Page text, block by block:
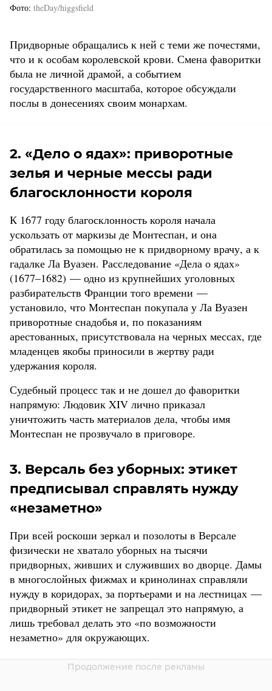
Фото theDay/higgsfield
Придворные обращались к ней с теми же почестями,
что и к особам королевской крови. Смена фаворитки
была не личной драмой, а событием
государственного масштаба, которое обсуждали
послы в донесениях своим монархам.
2. «Дело о ядах»: приворотные
зелья и черные мессы ради
благосклонности короля
К 1677 году благосклонность короля начала
ускользать от маркизы де Монтеспан, и она
обратилась за помощью не к придворному врачу, а к
гадалке Ла Вуазен. Расследование «Дела о ядах»
(1677–1682) — одно из крупнейших уголовных
разбирательств Франции того времени —
установило, что Монтеспан покупала у Ла Вуазен
приворотные снадобья и, по показаниям
арестованных, присутствовала на черных мессах, где
младенцев якобы приносили в жертву ради
удержания короля.
Судебный процесс так и не дошел до фаворитки
напрямую: Людовик XIV лично приказал
уничтожить часть материалов дела, чтобы имя
Монтеспан не прозвучало в приговоре.
3. Версаль без уборных: этикет
предписывал справлять нужду
«незаметно»
При всей роскоши зеркал и позолоты в Версале
физически не хватало уборных на тысячи
придворных, живших и служивших во дворце. Дамы
в многослойных фижмах и кринолинах справляли
нужду в коридорах, за портьерами и на лестницах —
придворный этикет не запрещал это напрямую, а
лишь требовал делать это «по возможности
незаметно» для окружающих.